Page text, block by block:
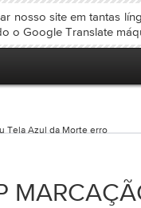
nosso site em tantas
o Google Translate
Tela Azul da Morte erro